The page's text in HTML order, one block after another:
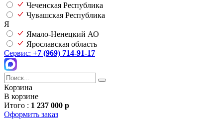
Чеченская Республика
Чувашская Республика
Я
Ямало-Ненецкий АО
Ярославская область
Сервис: +7 (969) 714-91-17
Корзина
В корзине
Итого : 1 237 000 р
Оформить заказ